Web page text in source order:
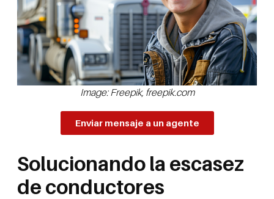
Image: Freepik, freepik.com
Enviar mensaje a un agente
Solucionando la escasez
de conductores